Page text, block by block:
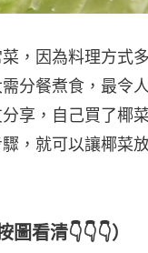
，因為料理方式
分餐煮食，最令
享，自己買了椰
，就可以讓椰菜
看清👇👇👇）